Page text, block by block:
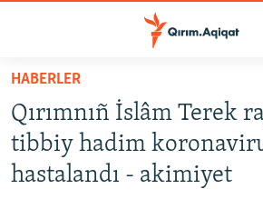
Esas
qaytmaq
Baş
navigatsiyağa
qaytmaq
SİYASET
İQTİSADİYAT
HABERLER
Qırımnıñ İslâm Terek
tibbiy hadim
hastalandı - akimiyet